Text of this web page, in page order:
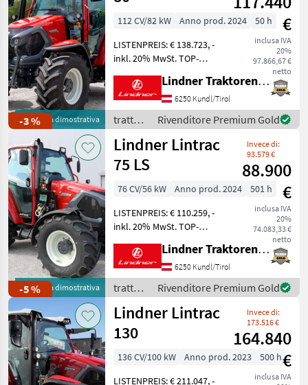
Mostra
tutti
MARKETPLACE
Marketplace
Offerte dei
rivenditori
Annunci
-3 %
Macchina dimostrativa
€
inclusa IVA
20%
97.866,67 €
netto
112 CV/82 kW Anno prod. 2024
50 h
LISTENPREIS: € 138.723, -
inkl. 20% MwSt. TOP-
Hinterachslenkung, Lindner
Fronthydraulik verstärkt, 2
Leitungen nach vorne, 3x
EHS dws Steuerge
Lindner Traktorenwerk GesmbH
6250 Kundl/Tirol
trattori
/
Lindner
Rivenditore Premium Gold
-5 %
Macchina dimostrativa
Lindner Lintrac
75 LS
Invece di:
93.579 €
88.900
€
inclusa IVA
20%
74.083,33 €
netto
76 CV/56 kW Anno prod. 2024
501 h
LISTENPREIS: € 110.259, -
inkl. 20% MwSt. TOP-
Kipperleitungen + 1
Rücklauf (inkl.
Staubschutz),
Anhängerbremsventil 2-
Leiter, Frontladerkonsole
TOP B
Lindner Traktorenwerk GesmbH
6250 Kundl/Tirol
trattori
/
Lindner
Rivenditore Premium Gold
Lindner Lintrac
130
Invece di:
173.516 €
164.840
€
inclusa IVA
136 CV/100 kW Anno prod. 2023
500 h
LISTENPREIS: € 211.047, -